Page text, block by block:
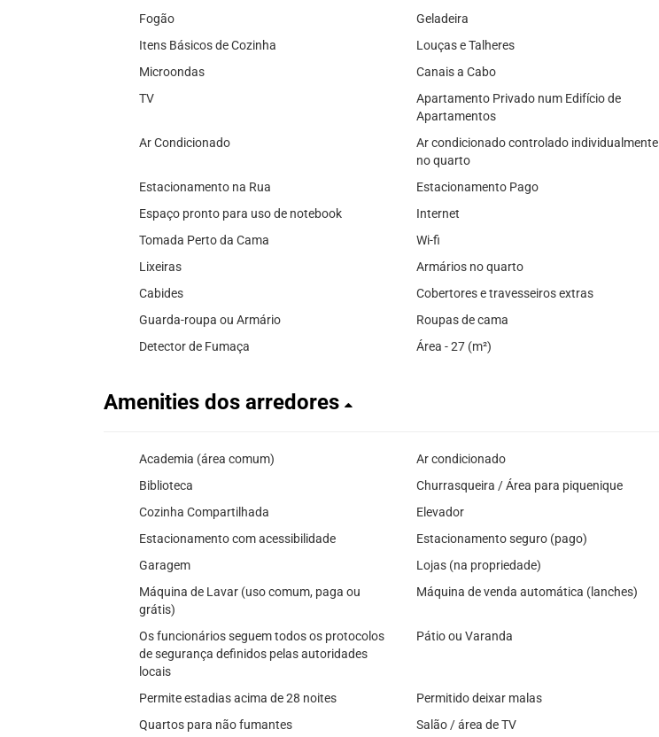
Fogão
Geladeira
Itens Básicos de Cozinha
Louças e Talheres
Microondas
Canais a Cabo
TV
Apartamento Privado num Edifício de
Apartamentos
Ar Condicionado
Ar condicionado controlado individualmente
no quarto
Estacionamento na Rua
Estacionamento Pago
Espaço pronto para uso de notebook
Internet
Tomada Perto da Cama
Wi-fi
Lixeiras
Armários no quarto
Cabides
Cobertores e travesseiros extras
Guarda-roupa ou Armário
Roupas de cama
Detector de Fumaça
Área - 27 (m²)
Amenities dos arredores
Academia (área comum)
Ar condicionado
Biblioteca
Churrasqueira / Área para piquenique
Cozinha Compartilhada
Elevador
Estacionamento com acessibilidade
Estacionamento seguro (pago)
Garagem
Lojas (na propriedade)
Máquina de Lavar (uso comum, paga ou
grátis)
Máquina de venda automática (lanches)
Os funcionários seguem todos os protocolos
de segurança definidos pelas autoridades
locais
Pátio ou Varanda
Permite estadias acima de 28 noites
Permitido deixar malas
Quartos para não fumantes
Salão / área de TV